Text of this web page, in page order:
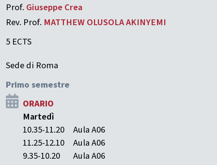
Prof. GiuseppeCrea
Rev. Prof. MATTHEW OLUSOLAAKINYEMI
5 ECTS
Sede di Roma
Primo semestre
ORARIO
Martedì
10.35-11.20
Aula A06
11.25-12.10
Aula A06
9.35-10.20
Aula A06